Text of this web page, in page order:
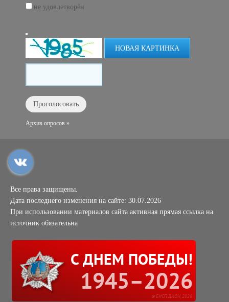
не удовлетворён
НОВАЯ КАРТИНКА
Архив опросов »
Все права защищены.
Дата последнего изменения на сайте: 30.07.2026
При использовании материалов сайта активная прямая ссылка на
источник обязательна